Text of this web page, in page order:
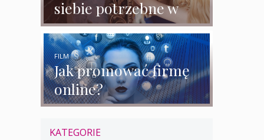
siebie potrzebne w
biznesie?
Jak promować firmę
online?
FILM
KATEGORIE